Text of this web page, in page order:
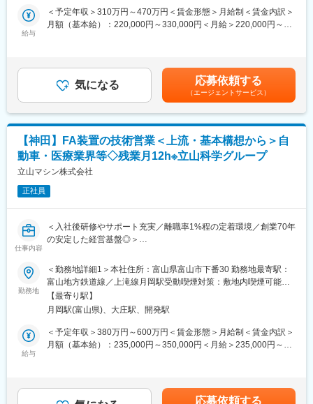
工具を両方独自開発するメーカーは世界中を探しても津根精機し
かありません。切断機メーカーであるノウハウを活かし、優れた
※ご応募やご面接の際に、ご希望を教えてください！
＜具体的な業務内容＞
取付を行います。
※エリアは北陸3県と新潟が中心（日帰りで帰って来られる範囲で
■入社後の流れ：
＜入社1年目＞
社内で交換するベルトの用意や表面加工などメンテナンスに必要
な資材の準備をひと通り覚えます。ご経験や知識をお持ちでない
方でも先輩社員が丁寧に手順を教えますので安心してご入社くだ
さい。
＜2年目以降＞1人でできることを増やしていただきますが、独り
立ちまでは3年ほどを見込んで研修・教育体制が充実しています。
※教育には動画で学べるマニュアルを新導入しました。
■組織構成
ゴム課、鉄工課それぞれ12名在籍しています。
全て男性で20～40代の幅広い年齢層の社員がいます。
ほとんどの社員が前職は全く違う業界や職種に携わっていたの
■株式会社高橋について
からの問い合わせも増えており、順調に売り上げを伸ばしていま
給与
＜予定年収＞310万円～470万円＜賃金形態＞月給制＜賃金内訳＞
月額（基本給）：220,000円～330,000円＜月給＞220,000円～
20代後半／入社3年目賃金はあくまでも目安の金額であり、選考
を通じて上下する可能性があります。月給(月額)は固定手当を含め
た表記です。
気になる 応募依頼する
（エージェントサービス）
【神田】FA装置の技術営業＜上流・基本構想から＞自
動車・医療業界等◇残業月12h※立山科学グループ
立山マシン株式会社
正社員
仕事内容
＜入社後研修やサポート充実／離職率1%程の定着環境／創業70年
の安定した経営基盤◎＞
■職務内容：
自動車・医療・事務機器メーカー向けに、生産ラインで稼働する
FA設備（自動組立・検査・梱包など）の開発を行っています。当
社技術営業として、FA装置の提案を担当。自動化設備の基本構想
づくり～見積作成までの上流工程をお任せします。
■職務詳細：
勤務地
＜勤務地詳細1＞本社住所：富山県富山市下番30 勤務地最寄駅：
富山地方鉄道線／上滝線月岡駅受動喫煙対策：敷地内喫煙可能場
所あり＜勤務地詳細2＞東京支社（日本橋）住所：東京都 中央区
日本橋本石町4丁目2-16 Daiwa日本橋本石町ビル 5階勤務地最寄
の範囲：会社の定める事業所（リモートワーク含む）
【最寄り駅】
月岡駅(富山県)、大庄駅、開発駅
給与
＜予定年収＞380万円～600万円＜賃金形態＞月給制＜賃金内訳＞
月額（基本給）：235,000円～350,000円＜月給＞235,000円～
す。月給(月額)は固定手当を含めた表記です。応募依頼する